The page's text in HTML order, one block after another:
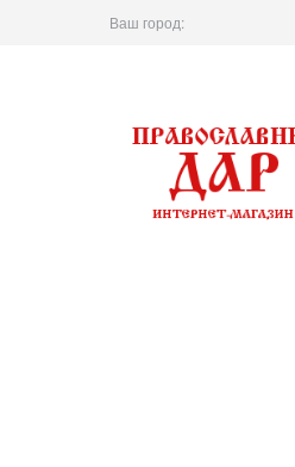
Ваш город: